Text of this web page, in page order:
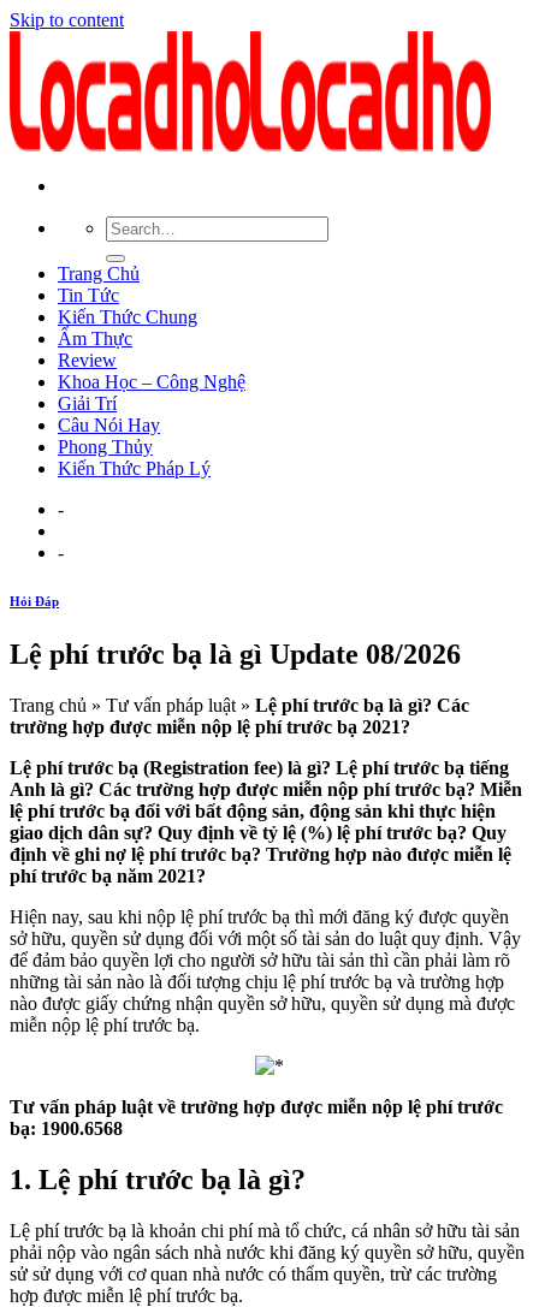
Skip to content
Trang Chủ
Tin Tức
Kiến Thức Chung
Ẩm Thực
Review
Khoa Học – Công Nghệ
Giải Trí
Câu Nói Hay
Phong Thủy
Kiến Thức Pháp Lý
-
-
Hỏi Đáp
Lệ phí trước bạ là gì Update 08/2026
Trang chủ » Tư vấn pháp luật » Lệ phí trước bạ là gì? Các
trường hợp được miễn nộp lệ phí trước bạ 2021?
Lệ phí trước bạ (Registration fee) là gì? Lệ phí trước bạ tiếng
Anh là gì? Các trường hợp được miễn nộp phí trước bạ? Miễn
lệ phí trước bạ đối với bất động sản, động sản khi thực hiện
giao dịch dân sự? Quy định về tỷ lệ (%) lệ phí trước bạ? Quy
định về ghi nợ lệ phí trước bạ? Trường hợp nào được miễn lệ
phí trước bạ năm 2021?
Hiện nay, sau khi nộp lệ phí trước bạ thì mới đăng ký được quyền
sở hữu, quyền sử dụng đối với một số tài sản do luật quy định. Vậy
để đảm bảo quyền lợi cho người sở hữu tài sản thì cần phải làm rõ
những tài sản nào là đối tượng chịu lệ phí trước bạ và trường hợp
nào được giấy chứng nhận quyền sở hữu, quyền sử dụng mà được
miễn nộp lệ phí trước bạ.
Tư vấn pháp luật về trường hợp được miễn nộp lệ phí trước
bạ: 1900.6568
1. Lệ phí trước bạ là gì?
Lệ phí trước bạ là khoản chi phí mà tổ chức, cá nhân sở hữu tài sản
phải nộp vào ngân sách nhà nước khi đăng ký quyền sở hữu, quyền
sử sử dụng với cơ quan nhà nước có thẩm quyền, trừ các trường
hợp được miễn lệ phí trước bạ.